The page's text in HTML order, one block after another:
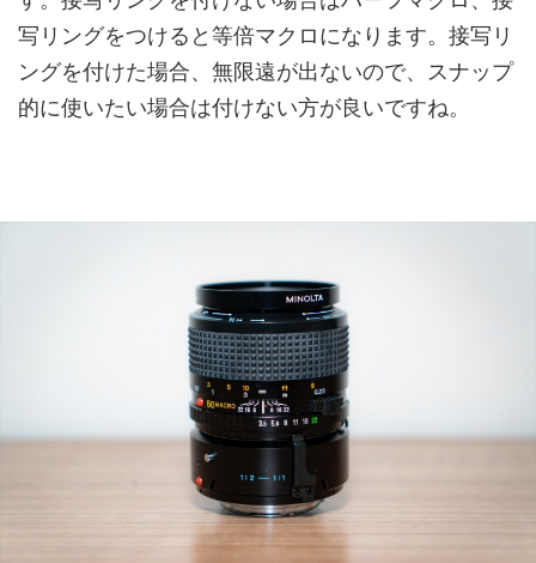
写リングをつけると等倍マクロになります。接写リ
ングを付けた場合、無限遠が出ないので、スナップ
的に使いたい場合は付けない方が良いですね。